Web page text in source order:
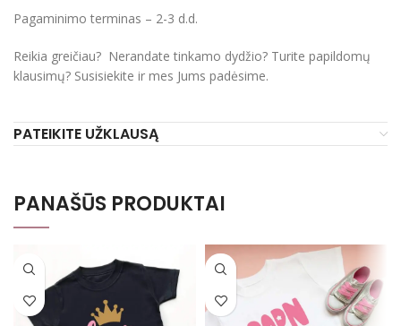
Pagaminimo terminas – 2-3 d.d.
Reikia greičiau? Nerandate tinkamo dydžio? Turite papildomų
klausimų? Susisiekite ir mes Jums padėsime.
PATEIKITE UŽKLAUSĄ
PANAŠŪS PRODUKTAI